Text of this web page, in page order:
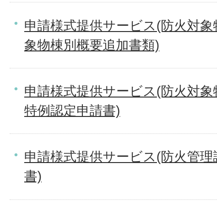
申請様式提供サービス(防火対
象物棟別概要追加書類)
申請様式提供サービス(防火対
特例認定申請書)
申請様式提供サービス(防火管
書)